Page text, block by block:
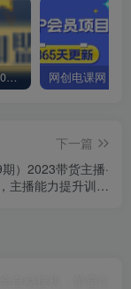
加入VIP会员，享50%的推广提成，免费学习多种网上创业课程，菜鸟秒变大神！
下一篇
期）2023带货主播·
主播能力提升训练